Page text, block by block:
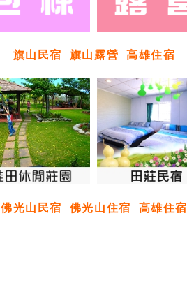
旗山民宿 旗山露營 高雄住宿
佛光山民宿 佛光山住宿 高雄住宿